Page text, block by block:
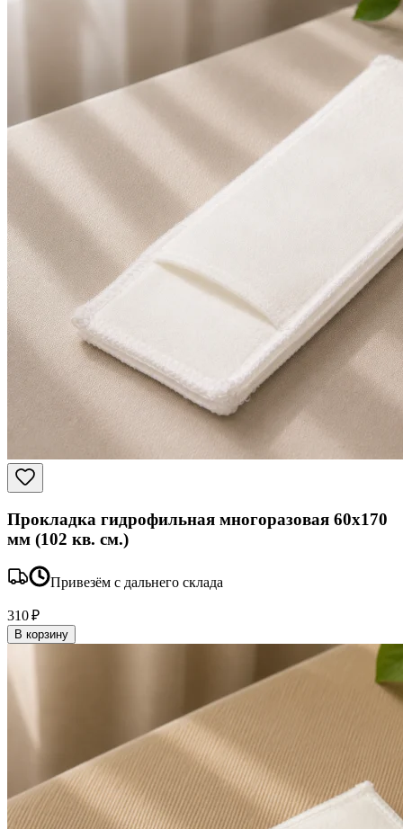
Прокладка гидрофильная многоразовая 60x170
мм (102 кв. см.)
Привезём с дальнего склада
310 ₽
В корзину